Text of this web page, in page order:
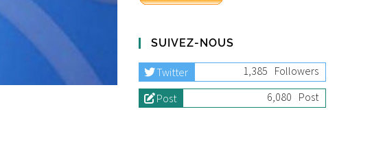
SUIVEZ-NOUS
Twitter 1,385 Followers
Post
6,080 Post